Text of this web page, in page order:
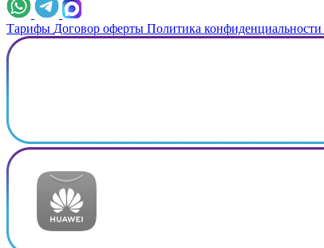
Тарифы Договор оферты Политика конфиденциальности